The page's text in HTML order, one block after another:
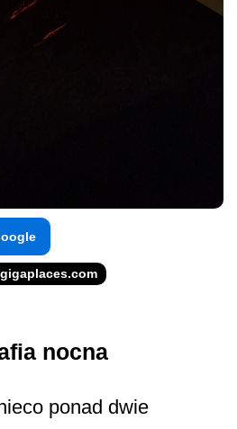
nocna
ponad dwie